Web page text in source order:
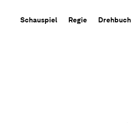
Schauspiel Regie Drehbuch